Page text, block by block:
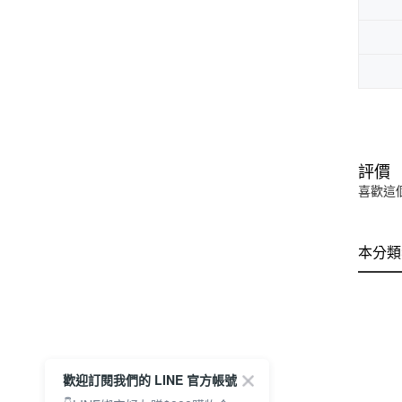
評價
喜歡這
本分
歡迎訂閱我們的 LINE 官方帳號